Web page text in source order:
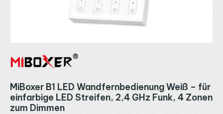
MiBoxer B1 LED Wandfernbedienung Weiß – für
einfarbige LED Streifen, 2,4 GHz Funk, 4 Zonen
zum Dimmen